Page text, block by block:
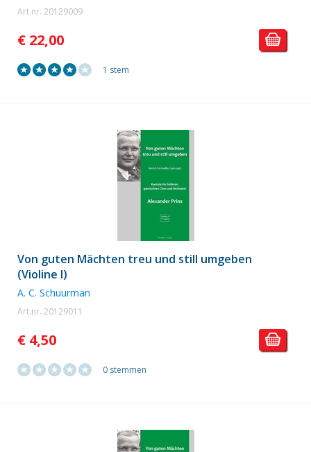
Art.nr. 20129009
€ 22,00
1 stem
Von guten Mächten treu und still umgeben
(Violine I)
A. C. Schuurman
Art.nr. 20129011
€ 4,50
0 stemmen